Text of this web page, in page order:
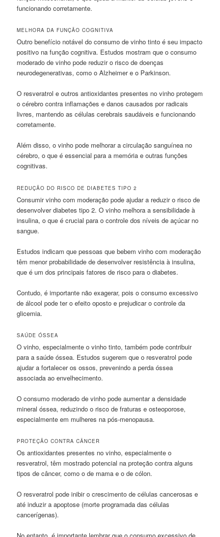
funcionando corretamente.
MELHORA DA FUNÇÃO COGNITIVA
Outro benefício notável do consumo de vinho tinto é seu impacto
positivo na função cognitiva. Estudos mostram que o consumo
moderado de vinho pode reduzir o risco de doenças
neurodegenerativas, como o Alzheimer e o Parkinson.
O resveratrol e outros antioxidantes presentes no vinho protegem
o cérebro contra inflamações e danos causados por radicais
livres, mantendo as células cerebrais saudáveis e funcionando
corretamente.
Além disso, o vinho pode melhorar a circulação sanguínea no
cérebro, o que é essencial para a memória e outras funções
cognitivas.
REDUÇÃO DO RISCO DE DIABETES TIPO 2
Consumir vinho com moderação pode ajudar a reduzir o risco de
desenvolver diabetes tipo 2. O vinho melhora a sensibilidade à
insulina, o que é crucial para o controle dos níveis de açúcar no
sangue.
Estudos indicam que pessoas que bebem vinho com moderação
têm menor probabilidade de desenvolver resistência à insulina,
que é um dos principais fatores de risco para o diabetes.
Contudo, é importante não exagerar, pois o consumo excessivo
de álcool pode ter o efeito oposto e prejudicar o controle da
glicemia.
SAÚDE ÓSSEA
O vinho, especialmente o vinho tinto, também pode contribuir
para a saúde óssea. Estudos sugerem que o resveratrol pode
ajudar a fortalecer os ossos, prevenindo a perda óssea
associada ao envelhecimento.
O consumo moderado de vinho pode aumentar a densidade
mineral óssea, reduzindo o risco de fraturas e osteoporose,
especialmente em mulheres na pós-menopausa.
PROTEÇÃO CONTRA CÂNCER
Os antioxidantes presentes no vinho, especialmente o
resveratrol, têm mostrado potencial na proteção contra alguns
tipos de câncer, como o de mama e o de cólon.
O resveratrol pode inibir o crescimento de células cancerosas e
até induzir a apoptose (morte programada das células
cancerígenas).